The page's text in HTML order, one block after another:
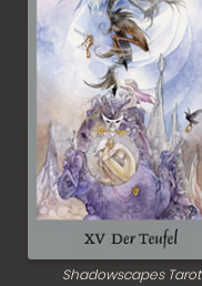
Shadowscapes Tarot